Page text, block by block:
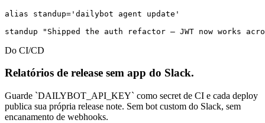
alias standup='dailybot agent update'
standup "Shipped the auth refactor — JWT now works
Do CI/CD
Relatórios de release sem app do Slack.
Guarde `DAILYBOT_API_KEY` como secret de CI e cada deploy
publica sua própria release note. Sem bot custom do Slack, sem
encanamento de webhooks.